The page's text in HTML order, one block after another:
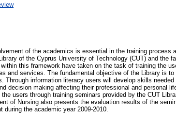
of the academics is essential in the training process
of the Cyprus University of Technology (CUT) and the
this framework have taken on the task of training the
and services. The fundamental objective of the Library is
Through information literacy users will develop skills
decision making affecting their professional and personal
users through training seminars provided by the CUT
of Nursing also presents the evaluation results of the
the academic year 2009-2010.